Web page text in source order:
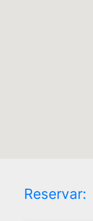
Reservar: